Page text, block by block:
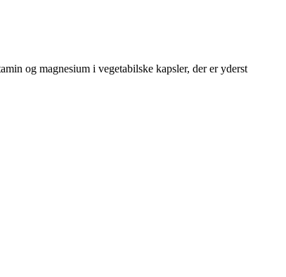
og magnesium i vegetabilske kapsler, der er yderst